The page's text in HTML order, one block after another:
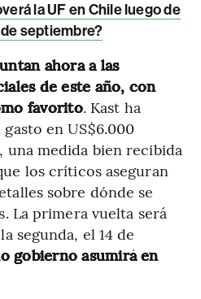
la UF en Chile luego de
septiembre?
ahora a las
de este año, con
favorito. Kast ha
en US$6.000
una medida bien recibida
los críticos aseguran
sobre dónde se
La primera vuelta será
segunda, el 14 de
gobierno asumirá en